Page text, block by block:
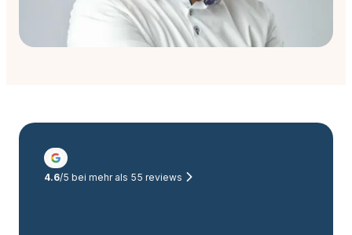
4.6/5 bei mehr als 55 reviews